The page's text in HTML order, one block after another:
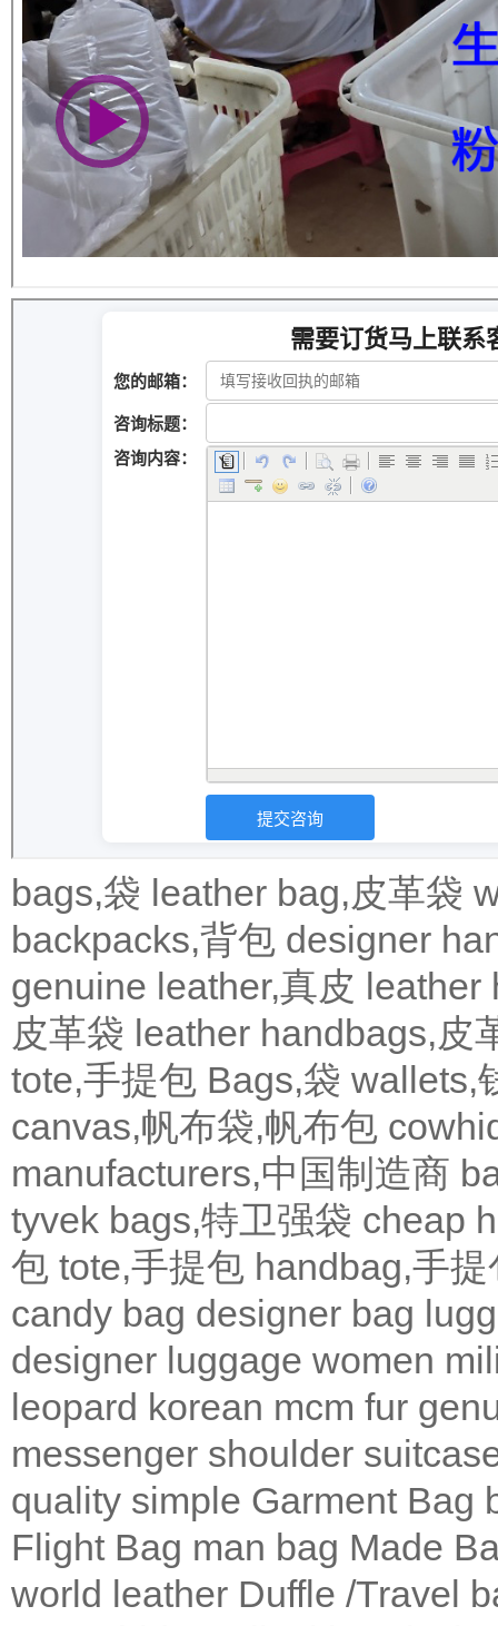
bags,袋 leather bag,皮革袋
backpacks,背包 designer
genuine leather,真皮 leather
皮革袋 leather handbags,皮
tote,手提包 Bags,袋 wallets,
canvas,帆布袋,帆布包
manufacturers,中国制造商
tyvek bags,特卫强袋 cheap
包 tote,手提包 handbag,手提
candy bag designer bag
designer luggage women
leopard korean mcm fur
messenger shoulder
quality simple Garment Bag
Flight Bag man bag Made
world leather Duffle /Travel